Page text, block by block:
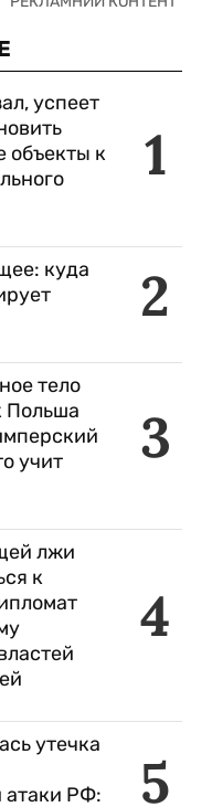
1
успеет
объекты к
2
куда
3
тело
Польша
учит
4
лжи
к
5
утечка
атаки РФ: